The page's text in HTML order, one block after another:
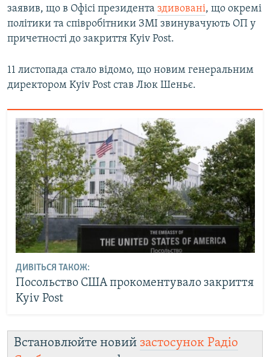
заявив, що в Офісі президента здивовані, що окремі
політики та співробітники ЗМІ звинувачують ОП у
причетності до закриття Kyiv Post.
11 листопада стало відомо, що новим генеральним
директором Kyiv Post став Люк Шеньє.
ДИВІТЬСЯ ТАКОЖ:
Посольство США прокоментувало закриття
Kyiv Post
Встановлюйте новий застосунок Радіо